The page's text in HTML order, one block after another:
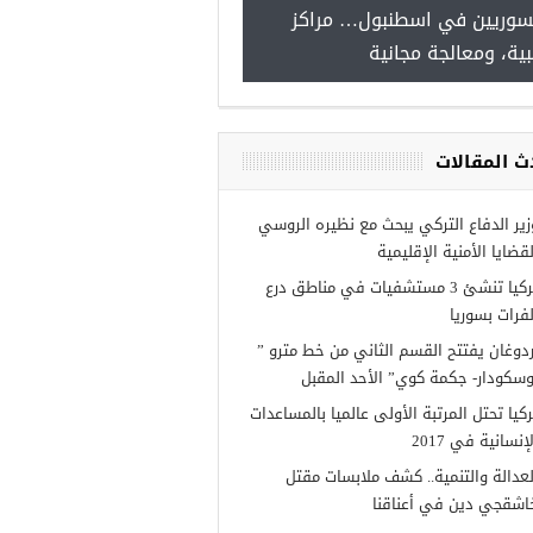
للسوريين في اسطنبول… مراكز
طبية، ومعالجة مجانية
في
وزير الدفاع التركي يبحث مع نظيره الروسي
الأمنية الإقليمية
بسوريا
أردوغان يفتتح القسم الثاني من خط مترو ”
جكمة كوي” الأحد المقبل
تركيا تحتل المرتبة الأولى عالميا بالمساعدات
في 2017
العدالة والتنمية.. كشف ملابسات مقتل